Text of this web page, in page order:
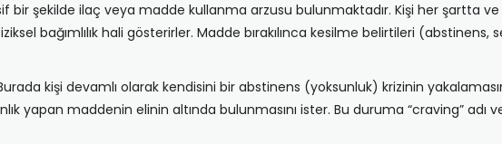
şekilde ilaç veya madde kullanma arzusu bulunmaktadır. Kişi her şartta
bağımlılık hali gösterirler. Madde bırakılınca kesilme belirtileri
kişi devamlı olarak kendisini bir abstinens (yoksunluk) krizinin
yapan maddenin elinin altında bulunmasını ister. Bu duruma “craving” adı